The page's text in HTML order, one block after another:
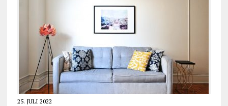
25. JULI 2022